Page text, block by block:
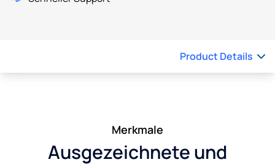
Product Details
Merkmale
Ausgezeichnete und